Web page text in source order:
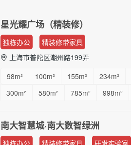
195.72m²
800m² 1000m² ...
星光耀广场（精装修）
独栋办公
精装修带家具
上海市普陀区潮州路199弄
98m²
100m² 155m² 234m²
300m²
580m² 785m² 998m²
2080m²
...
南大智慧城·南大数智绿洲
独栋办公
精装修带家具
研发实验室